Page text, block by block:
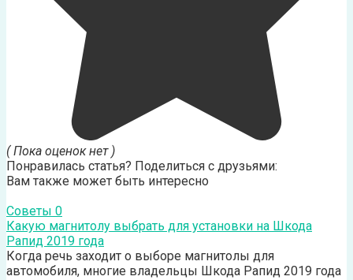
( Пока оценок нет )
Понравилась статья? Поделиться с друзьями:
Вам также может быть интересно
Советы 0
Какую магнитолу выбрать для установки на Шкода
Рапид 2019 года
Когда речь заходит о выборе магнитолы для
автомобиля, многие владельцы Шкода Рапид 2019 года